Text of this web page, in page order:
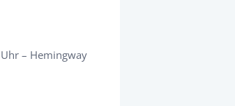
– Hemingway